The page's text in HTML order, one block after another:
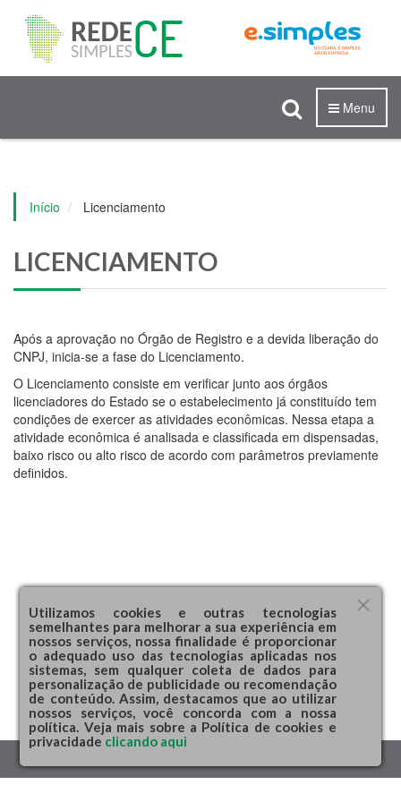
Menu
Início Licenciamento
LICENCIAMENTO
Após a aprovação no Órgão de Registro e a devida liberação do
CNPJ, inicia-se a fase do Licenciamento.
O Licenciamento consiste em verificar junto aos órgãos
licenciadores do Estado se o estabelecimento já constituído tem
condições de exercer as atividades econômicas. Nessa etapa a
atividade econômica é analisada e classificada em dispensadas,
baixo risco ou alto risco de acordo com parâmetros previamente
definidos.
Utilizamos cookies e outras tecnologias
semelhantes para melhorar a sua experiência em
nossos serviços, nossa finalidade é proporcionar
o adequado uso das tecnologias aplicadas nos
sistemas, sem qualquer coleta de dados para
personalização de publicidade ou recomendação
de conteúdo. Assim, destacamos que ao utilizar
nossos serviços, você concorda com a nossa
política. Veja mais sobre a Política de cookies e
privacidade clicando aqui